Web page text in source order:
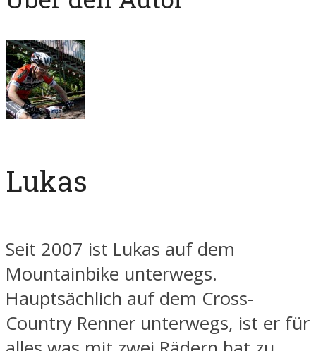
Lukas
Seit 2007 ist Lukas auf dem
Mountainbike unterwegs.
Hauptsächlich auf dem Cross-
Country Renner unterwegs, ist er für